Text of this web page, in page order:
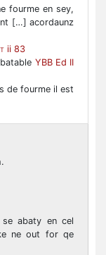
fourme en sey,
[…] acordaunz
ii 83
YBB Ed II
de fourme il est
abaty en cel
ne out for qe